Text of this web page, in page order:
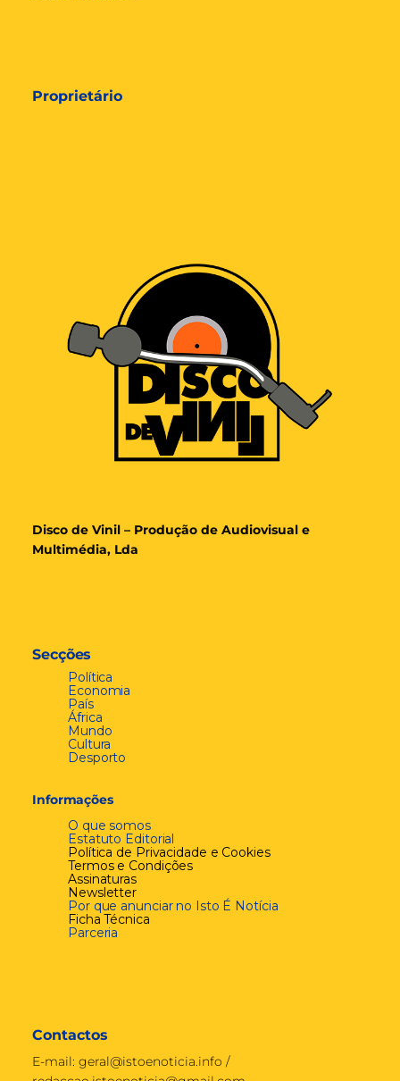
Proprietário
Disco de Vinil – Produção de Audiovisual e
Multimédia, Lda
Secções
Política
Economia
País
África
Mundo
Cultura
Desporto
Informações
O que somos
Estatuto Editorial
Política de Privacidade e Cookies
Termos e Condições
Assinaturas
Newsletter
Por que anunciar no Isto É Notícia
Ficha Técnica
Parceria
Contactos
E-mail: geral@istoenoticia.info /